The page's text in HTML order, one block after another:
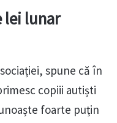
lei lunar
spune că în
copiii autiști
foarte puțin